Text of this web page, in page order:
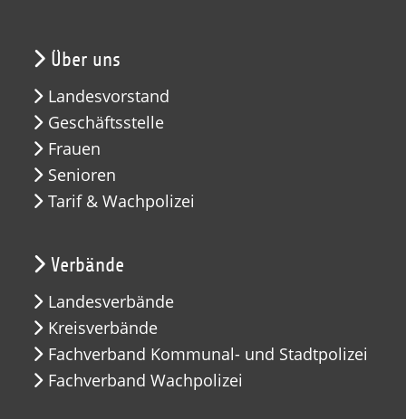
Über uns
Landesvorstand
Geschäftsstelle
Frauen
Senioren
Tarif & Wachpolizei
Verbände
Landesverbände
Kreisverbände
Fachverband Kommunal- und Stadtpolizei
Fachverband Wachpolizei